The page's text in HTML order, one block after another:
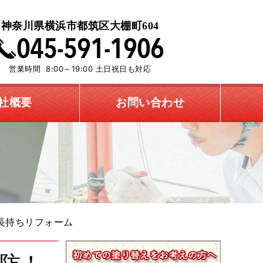
神奈川県横浜市都筑区大棚町604
営業時間 8:00～19:00 土日祝日も対応
概要 お問い合わせ
持ちリフォーム